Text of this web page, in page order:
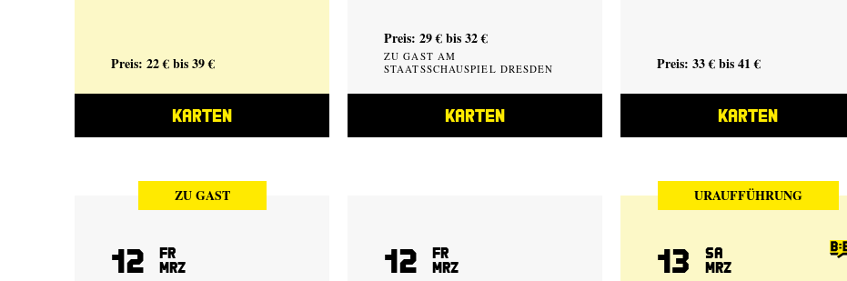
Preis: 22 € bis 39 €
KARTEN
Preis: 29 € bis 32 €
ZU GAST AM
STAATSSCHAUSPIEL DRESDEN
KARTEN
Preis: 33 € bis 41 €
KARTEN
ZU GAST
12 Fr
Mrz 12 Fr
Mrz
URAUFFÜHRUNG
13 Sa
Mrz